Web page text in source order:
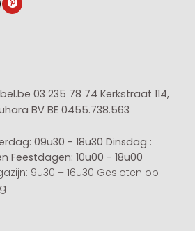
03 235 78 74 Kerkstraat 114,
BV BE 0455.738.563
09u30 - 18u30 Dinsdag :
Feestdagen: 10u00 - 18u00
9u30 – 16u30 Gesloten op